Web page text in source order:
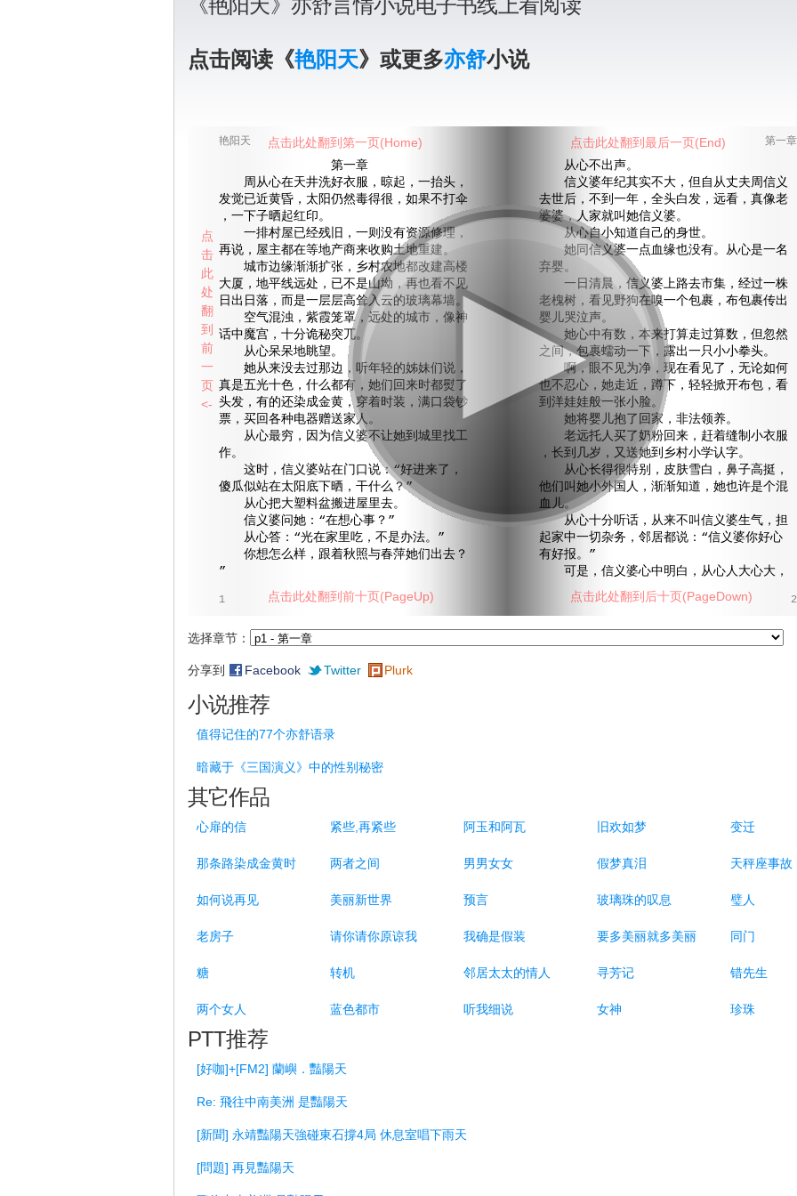
《艳阳天》亦舒言情小说电子书线上看阅读
点击阅读《艳阳天》或更多亦舒小说
艳阳天 第一章
第一章
周从心在天井洗好衣服，晾起，一抬头，
发觉已近黄昏，太阳仍然毒得很，如果不打伞
，一下子晒起红印。
一排村屋已经残旧，一则没有资源修理，
再说，屋主都在等地产商来收购土地重建。
城市边缘渐渐扩张，乡村农地都改建高楼
大厦，地平线远处，已不是山坳，再也看不见
日出日落，而是一层层高耸入云的玻璃幕墙。
空气混浊，紫霞笼罩，远处的城市，像神
话中魔宫，十分诡秘突兀。
从心呆呆地眺望。
她从来没去过那边，听年轻的姊妹们说，
真是五光十色，什么都有，她们回来时都熨了
头发，有的还染成金黄，穿着时装，满口袋钞
票，买回各种电器赠送家人。
从心最穷，因为信义婆不让她到城里找工
作。
这时，信义婆站在门口说：“好进来了，
傻瓜似站在太阳底下晒，干什么？”
从心把大塑料盆搬进屋里去。
信义婆问她：“在想心事？”
从心答：“光在家里吃，不是办法。”
你想怎么样，跟着秋照与春萍她们出去？
”
从心不出声。
信义婆年纪其实不大，但自从丈夫周信义
去世后，不到一年，全头白发，远看，真像老
婆婆，人家就叫她信义婆。
从心自小知道自己的身世。
她同信义婆一点血缘也没有。从心是一名
弃婴。
一日清晨，信义婆上路去市集，经过一株
老槐树，看见野狗在嗅一个包裹，布包裹传出
婴儿哭泣声。
她心中有数，本来打算走过算数，但忽然
之间，包裹蠕动一下，露出一只小小拳头。
啊，眼不见为净，现在看见了，无论如何
也不忍心，她走近，蹲下，轻轻掀开布包，看
到洋娃娃般一张小脸。
她将婴儿抱了回家，非法领养。
老远托人买了奶粉回来，赶着缝制小衣服
，长到几岁，又送她到乡村小学认字。
从心长得很特别，皮肤雪白，鼻子高挺，
他们叫她小外国人，渐渐知道，她也许是个混
血儿。
从心十分听话，从来不叫信义婆生气，担
起家中一切杂务，邻居都说：“信义婆你好心
有好报。”
可是，信义婆心中明白，从心人大心大，
1 2
选择章节：
分享到 Facebook Twitter Plurk
点击此处翻到第一页(Home) 点击此处翻到最后一页(End)
点击此处翻到前十页(PageUp) 点击此处翻到后十页(PageDown)
点
击
此
处
翻
到
前
一
页
<-
小说推荐
值得记住的77个亦舒语录
暗藏于《三国演义》中的性别秘密
其它作品
心扉的信 紧些,再紧些 阿玉和阿瓦 旧欢如梦 变迁
那条路染成金黄时 两者之间 男男女女 假梦真泪 天秤座事故
如何说再见 美丽新世界 预言 玻璃珠的叹息 璧人
老房子 请你请你原谅我 我确是假装 要多美丽就多美丽 同门
糖 转机 邻居太太的情人 寻芳记 错先生
两个女人 蓝色都市 听我细说 女神 珍珠
PTT推荐
[好咖]+[FM2] 蘭嶼．豔陽天
Re: 飛往中南美洲 是豔陽天
[新聞] 永靖豔陽天強碰東石撐4局 休息室唱下雨天
[問題] 再見豔陽天